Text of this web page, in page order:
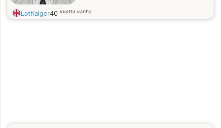
Lotfialger40 vuotta vanha